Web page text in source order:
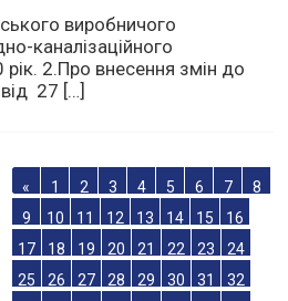
виробничого
каналізаційного
2.Про внесення змін до
27 […]
« 1 2 3 4 5 6 7
8
9
10 11 12 13 14 15
16
17
18 19 20 21 22 23
24
25
26 27 28 29 30 31
32